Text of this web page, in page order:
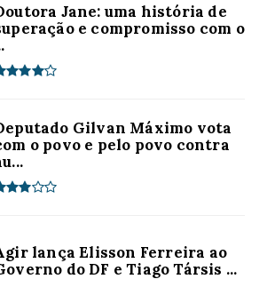
Jane: uma história de
e compromisso com o
Gilvan Máximo vota
o povo e pelo povo contra
lança Elisson Ferreira ao
do DF e Tiago Társis ...